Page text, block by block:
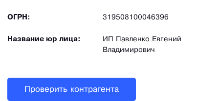
ОГРН: 319508100046396
Название юр лица:
ИП Павленко Евгений
Владимирович
Проверить контрагента